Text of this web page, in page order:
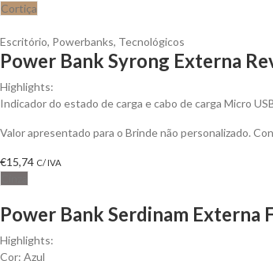
Cortiça
Escritório, Powerbanks, Tecnológicos
Power Bank Syrong Externa
Highlights:
Indicador do estado de carga e cabo de carga Micro
Valor apresentado para o Brinde não personalizado.
€15,74 C/ IVA
Power Bank Serdinam Externa
Highlights:
Cor: Azul